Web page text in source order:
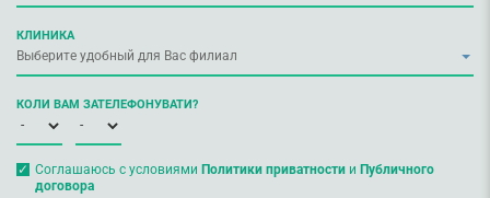
КЛИНИКА
КОЛИ ВАМ ЗАТЕЛЕФОНУВАТИ?
Соглашаюсь с условиями Политики приватностии Публичного
договора